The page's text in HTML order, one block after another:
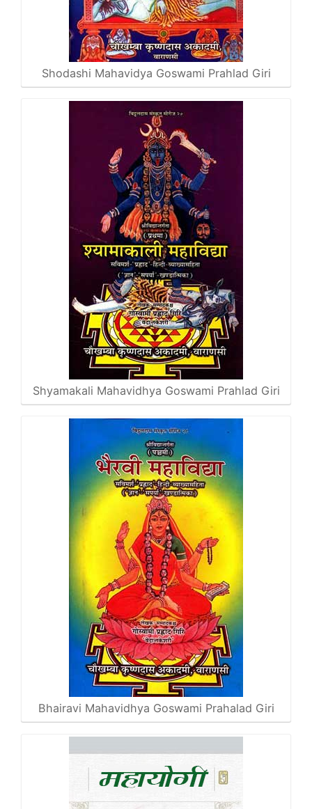
Shodashi Mahavidya Goswami Prahlad Giri
Shyamakali Mahavidhya Goswami Prahlad Giri
Bhairavi Mahavidhya Goswami Prahalad Giri